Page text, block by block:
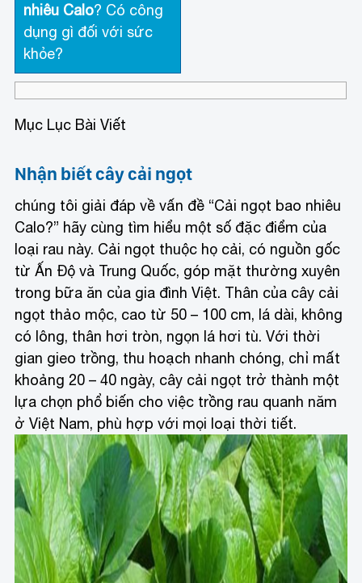
nhiêu Calo? Có công
dụng gì đối với sức
khỏe?
Mục Lục Bài Viết
Nhận biết cây cải ngọt
chúng tôi giải đáp về vấn đề “Cải ngọt bao nhiêu
Calo?” hãy cùng tìm hiểu một số đặc điểm của
loại rau này. Cải ngọt thuộc họ cải, có nguồn gốc
từ Ấn Độ và Trung Quốc, góp mặt thường xuyên
trong bữa ăn của gia đình Việt. Thân của cây cải
ngọt thảo mộc, cao từ 50 – 100 cm, lá dài, không
có lông, thân hơi tròn, ngọn lá hơi tù. Với thời
gian gieo trồng, thu hoạch nhanh chóng, chỉ mất
khoảng 20 – 40 ngày, cây cải ngọt trở thành một
lựa chọn phổ biến cho việc trồng rau quanh năm
ở Việt Nam, phù hợp với mọi loại thời tiết.